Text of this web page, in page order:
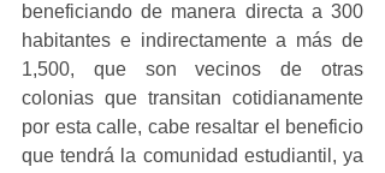
beneficiando de manera directa a 300
habitantes e indirectamente a más de
1,500, que son vecinos de otras
colonias que transitan cotidianamente
por esta calle, cabe resaltar el beneficio
que tendrá la comunidad estudiantil, ya